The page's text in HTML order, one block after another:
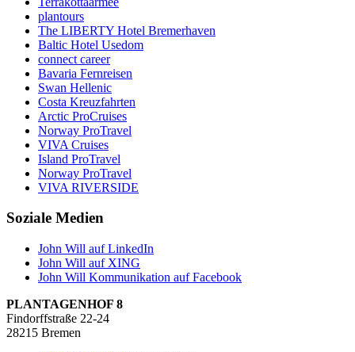
plantours
The LIBERTY Hotel Bremerhaven
Baltic Hotel Usedom
connect career
Bavaria Fernreisen
Swan Hellenic
Costa Kreuzfahrten
Arctic ProCruises
Norway ProTravel
VIVA Cruises
Island ProTravel
Norway ProTravel
VIVA RIVERSIDE
Soziale Medien
John Will auf LinkedIn
John Will auf XING
John Will Kommunikation auf Facebook
PLANTAGENHOF 8
Findorffstraße 22-24
28215 Bremen